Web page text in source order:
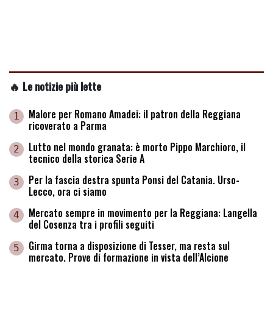
🔥 Le notizie più lette
1 Malore per Romano Amadei: il patron della Reggiana
ricoverato a Parma
2 Lutto nel mondo granata: è morto Pippo Marchioro, il
tecnico della storica Serie A
3 Per la fascia destra spunta Ponsi del Catania. Urso-
Lecco, ora ci siamo
4 Mercato sempre in movimento per la Reggiana: Langella
del Cosenza tra i profili seguiti
5 Girma torna a disposizione di Tesser, ma resta sul
mercato. Prove di formazione in vista dell’Alcione